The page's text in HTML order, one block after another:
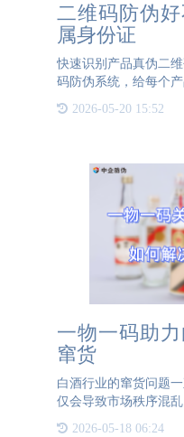
二维码防伪
属身份证
快速识别产品真伪二
码防伪系统，给每个
助企业定制专属的防
2026-05-20 15:52
一物一码助
窜货
白酒行业的窜货问题
仅会导致市场秩序混
售利润。为了有效解
2026-05-18 06:24